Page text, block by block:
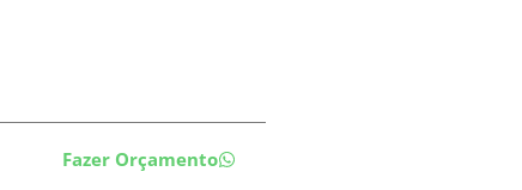
Fazer Orçamento